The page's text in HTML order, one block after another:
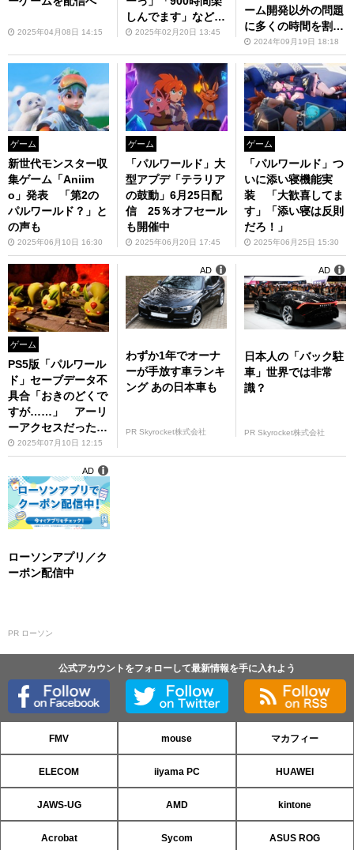
2025年04月08日 14:15
しんでます」など祝
福の声相次ぐ
2025年02月20日 13:45
ーム開発以外の問題
に多くの時間を割か
ざるを得ない可能性
がある状況は非常に
残念」
2024年09月19日 18:18
ゲーム
新世代モンスター収
集ゲーム「Aniim
o」発表 「第2の
パルワールド？」と
の声も
2025年06月10日 16:30
ゲーム
「パルワールド」大
型アプデ「テラリア
の鼓動」6月25日配
信 25％オフセール
も開催中
2025年06月20日 17:45
ゲーム
「パルワールド」つ
いに添い寝機能実
装 「大歓喜してま
す」「添い寝は反則
だろ！」
2025年06月25日 15:30
ゲーム
PS5版「パルワール
ド」セーブデータ不
具合「おきのどくで
すが……」 アーリ
ーアクセスだったら
許される？
2025年07月10日 12:15
わずか1年でオーナ
ーが手放す車ランキ
ング あの日本車も
PR Skyrocket株式会社
AD
日本人の「バック駐
車」世界では非常
識？
PR Skyrocket株式会社
AD
ローソンアプリ／ク
ーポン配信中
PR ローソン
AD
公式アカウントをフォローして最新情報を手に入れよう
FMV mouse マカフィー
ELECOM iiyama PC HUAWEI
JAWS-UG AMD kintone
Acrobat Sycom ASUS ROG